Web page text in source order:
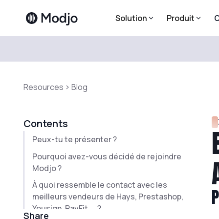
Solution Produit
Resources Blog
Contents
Peux-tu te présenter ?
Pourquoi avez-vous décidé de rejoindre
Modjo ?
À quoi ressemble le contact avec les
meilleurs vendeurs de Hays, Prestashop,
Yousign, PayFit,... ?
Share